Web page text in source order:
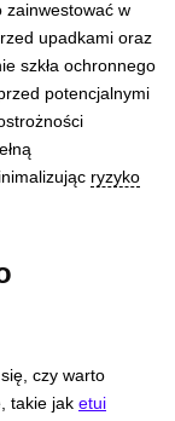
zainwestować w
upadkami oraz
szkła ochronnego
potencjalnymi
ryzyko
czy warto
takie jak etui